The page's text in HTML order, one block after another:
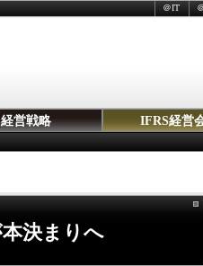
＠IT
経営戦略 IFRS経営
決まりへ